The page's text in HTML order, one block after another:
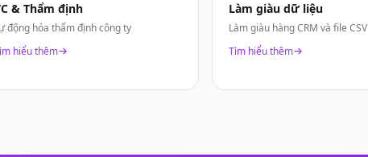
& Thẩm định
động hóa thẩm định công ty
hiểu thêm
Làm giàu dữ liệu
Làm giàu hàng CRM và file CSV
Tìm hiểu thêm